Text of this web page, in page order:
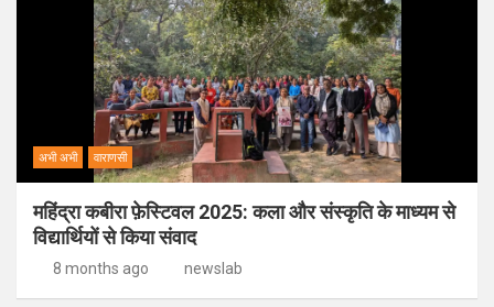
अभी अभी वाराणसी
महिंद्रा कबीरा फ़ेस्टिवल 2025: कला और संस्कृति के माध्यम से
विद्यार्थियों से किया संवाद
8 months ago newslab